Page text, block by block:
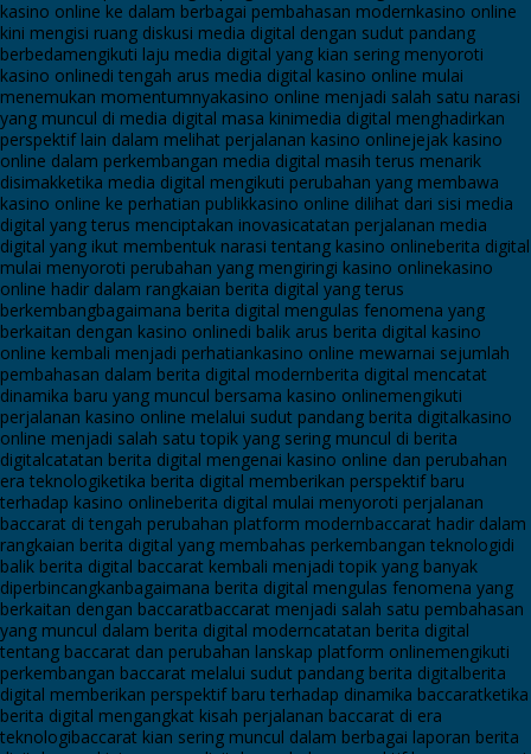
kasino online ke dalam berbagai pembahasan modernkasino online
kini mengisi ruang diskusi media digital dengan sudut pandang
berbedamengikuti laju media digital yang kian sering menyoroti
kasino onlinedi tengah arus media digital kasino online mulai
menemukan momentumnyakasino online menjadi salah satu narasi
yang muncul di media digital masa kinimedia digital menghadirkan
perspektif lain dalam melihat perjalanan kasino onlinejejak kasino
online dalam perkembangan media digital masih terus menarik
disimakketika media digital mengikuti perubahan yang membawa
kasino online ke perhatian publikkasino online dilihat dari sisi media
digital yang terus menciptakan inovasicatatan perjalanan media
digital yang ikut membentuk narasi tentang kasino onlineberita digital
mulai menyoroti perubahan yang mengiringi kasino onlinekasino
online hadir dalam rangkaian berita digital yang terus
berkembangbagaimana berita digital mengulas fenomena yang
berkaitan dengan kasino onlinedi balik arus berita digital kasino
online kembali menjadi perhatiankasino online mewarnai sejumlah
pembahasan dalam berita digital modernberita digital mencatat
dinamika baru yang muncul bersama kasino onlinemengikuti
perjalanan kasino online melalui sudut pandang berita digitalkasino
online menjadi salah satu topik yang sering muncul di berita
digitalcatatan berita digital mengenai kasino online dan perubahan
era teknologiketika berita digital memberikan perspektif baru
terhadap kasino onlineberita digital mulai menyoroti perjalanan
baccarat di tengah perubahan platform modernbaccarat hadir dalam
rangkaian berita digital yang membahas perkembangan teknologidi
balik berita digital baccarat kembali menjadi topik yang banyak
diperbincangkanbagaimana berita digital mengulas fenomena yang
berkaitan dengan baccaratbaccarat menjadi salah satu pembahasan
yang muncul dalam berita digital moderncatatan berita digital
tentang baccarat dan perubahan lanskap platform onlinemengikuti
perkembangan baccarat melalui sudut pandang berita digitalberita
digital memberikan perspektif baru terhadap dinamika baccaratketika
berita digital mengangkat kisah perjalanan baccarat di era
teknologibaccarat kian sering muncul dalam berbagai laporan berita